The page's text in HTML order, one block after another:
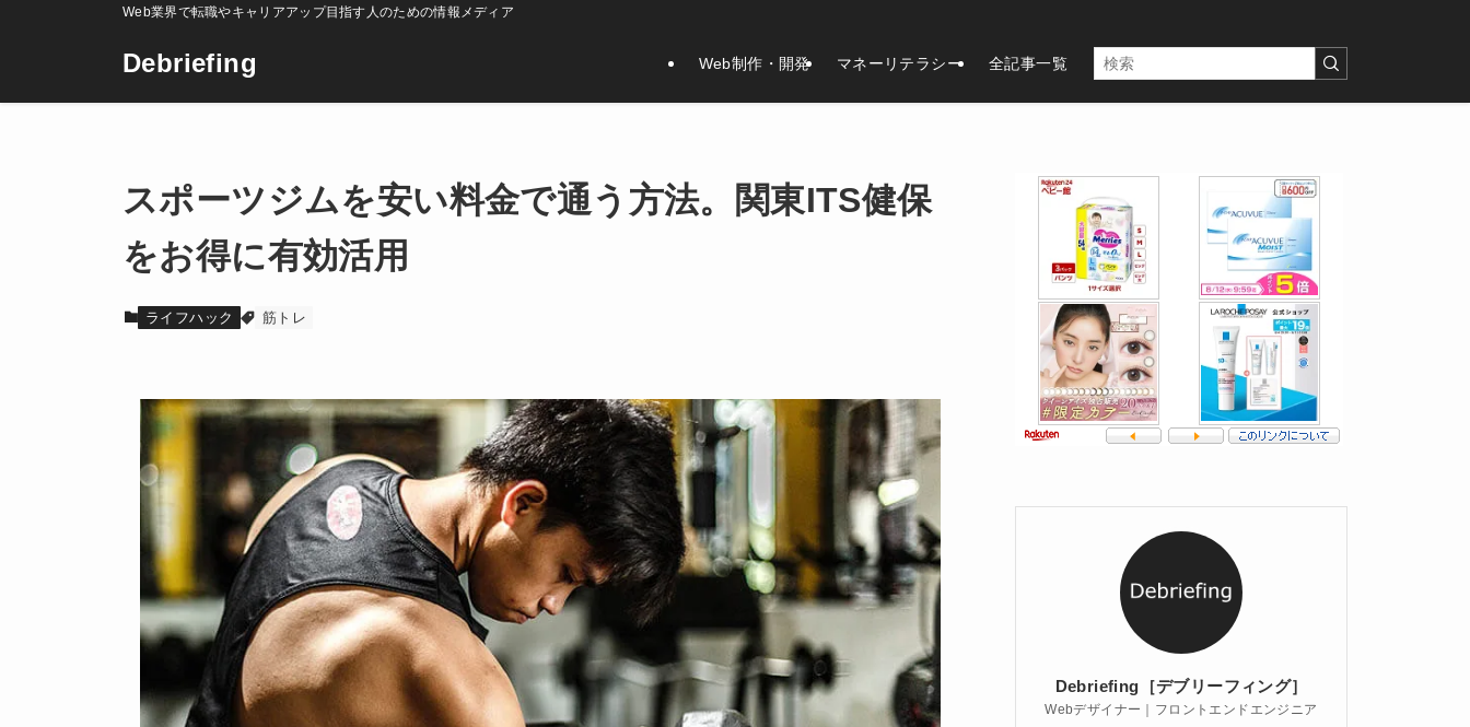
Web業界で転職やキャリアアップ目指す人のための情報メディア
Debriefing Web制作・開発 マネーリテラシー 全記事一覧
スポーツジムを安い料金で通う方法。関東ITS健保
をお得に有効活用
ライフハック 筋トレ
Debriefing［デブリーフィング］
Webデザイナー｜フロントエンドエンジニア